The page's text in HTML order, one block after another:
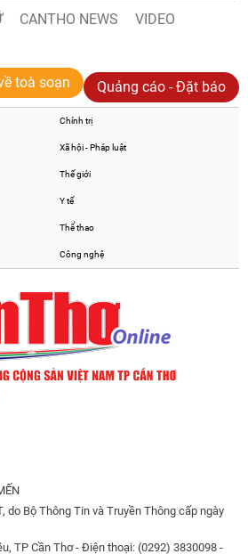
CANTHO NEWS
VIDEO
toà soạn Quảng cáo - Đặt báo
Chính trị
Xã hội - Pháp luật
Thế giới
Y tế
Thể thao
Công nghệ
do Bộ Thông Tin và Truyền Thông cấp ngày
TP Cần Thơ - Điện thoại: (0292) 3830098 -